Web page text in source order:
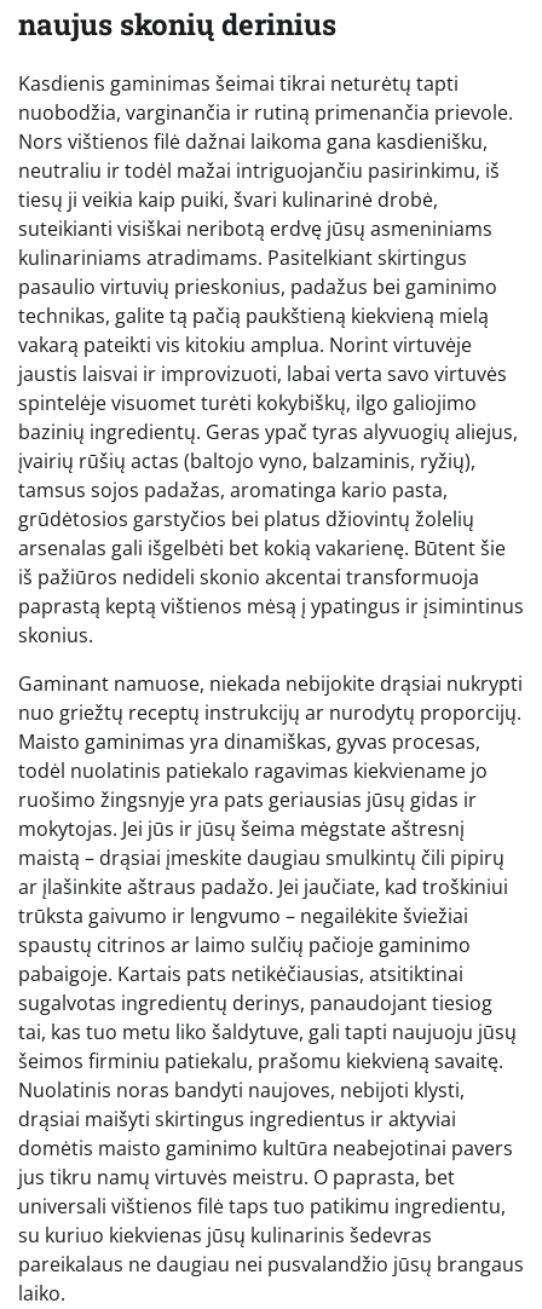
naujus skonių derinius
Kasdienis gaminimas šeimai tikrai neturėtų tapti
nuobodžia, varginančia ir rutiną primenančia prievole.
Nors vištienos filė dažnai laikoma gana kasdienišku,
neutraliu ir todėl mažai intriguojančiu pasirinkimu, iš
tiesų ji veikia kaip puiki, švari kulinarinė drobė,
suteikianti visiškai neribotą erdvę jūsų asmeniniams
kulinariniams atradimams. Pasitelkiant skirtingus
pasaulio virtuvių prieskonius, padažus bei gaminimo
technikas, galite tą pačią paukštieną kiekvieną mielą
vakarą pateikti vis kitokiu amplua. Norint virtuvėje
jaustis laisvai ir improvizuoti, labai verta savo virtuvės
spintelėje visuomet turėti kokybiškų, ilgo galiojimo
bazinių ingredientų. Geras ypač tyras alyvuogių aliejus,
įvairių rūšių actas (baltojo vyno, balzaminis, ryžių),
tamsus sojos padažas, aromatinga kario pasta,
grūdėtosios garstyčios bei platus džiovintų žolelių
arsenalas gali išgelbėti bet kokią vakarienę. Būtent šie
iš pažiūros nedideli skonio akcentai transformuoja
paprastą keptą vištienos mėsą į ypatingus ir įsimintinus
skonius.
Gaminant namuose, niekada nebijokite drąsiai nukrypti
nuo griežtų receptų instrukcijų ar nurodytų proporcijų.
Maisto gaminimas yra dinamiškas, gyvas procesas,
todėl nuolatinis patiekalo ragavimas kiekviename jo
ruošimo žingsnyje yra pats geriausias jūsų gidas ir
mokytojas. Jei jūs ir jūsų šeima mėgstate aštresnį
maistą – drąsiai įmeskite daugiau smulkintų čili pipirų
ar įlašinkite aštraus padažo. Jei jaučiate, kad troškiniui
trūksta gaivumo ir lengvumo – negailėkite šviežiai
spaustų citrinos ar laimo sulčių pačioje gaminimo
pabaigoje. Kartais pats netikėčiausias, atsitiktinai
sugalvotas ingredientų derinys, panaudojant tiesiog
tai, kas tuo metu liko šaldytuve, gali tapti naujuoju jūsų
šeimos firminiu patiekalu, prašomu kiekvieną savaitę.
Nuolatinis noras bandyti naujoves, nebijoti klysti,
drąsiai maišyti skirtingus ingredientus ir aktyviai
domėtis maisto gaminimo kultūra neabejotinai pavers
jus tikru namų virtuvės meistru. O paprasta, bet
universali vištienos filė taps tuo patikimu ingredientu,
su kuriuo kiekvienas jūsų kulinarinis šedevras
pareikalaus ne daugiau nei pusvalandžio jūsų brangaus
laiko.